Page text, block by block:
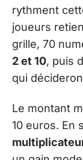
rythment
joueurs
grille, 70
2 et 10, puis
qui
Le montant
10 euros. En